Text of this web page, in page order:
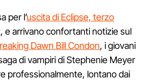
per l’uscita di Eclipse, terzo
, e arrivano confortanti notizie sul
Dawn Bill Condon, i giovani
di vampiri di Stephenie Meyer
professionalmente, lontano dai